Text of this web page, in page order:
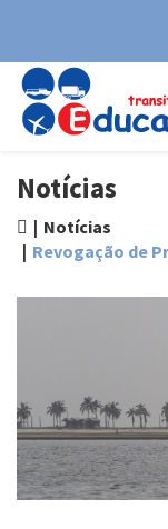
Notícias
Notícias
Revogação de